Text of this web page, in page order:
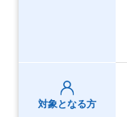
対象となる方